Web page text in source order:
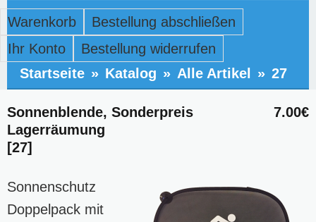
Warenkorb
Bestellung abschließen
Ihr Konto
Bestellung widerrufen
Startseite » Katalog » Alle Artikel » 27
7.00€
Sonnenblende, Sonderpreis
Lagerräumung
[27]
Sonnenschutz
Doppelpack mit